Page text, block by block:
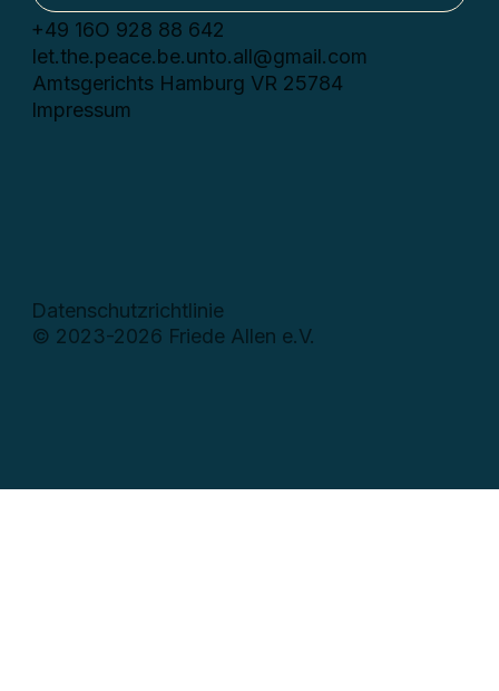
+49 16О 928 88 642
let.the.peace.be.unto.all@gmail.com
Amtsgerichts Hamburg VR 25784
Impressum
Datenschutzrichtlinie
© 2023-2026 Friede Allen e.V.